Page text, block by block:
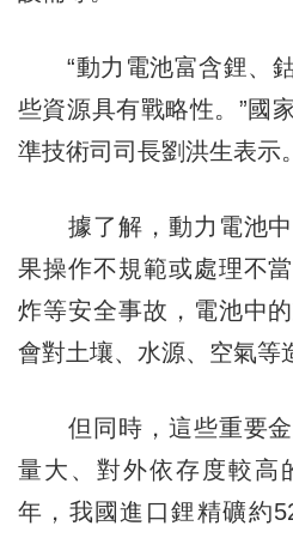
“動力電池富含鋰、鈷
些資源具有戰略性。”國
準技術司司長劉洪生表示。
據了解，動力電池中
果操作不規範或處理不
炸等安全事故，電池中
會對土壤、水源、空氣等
但同時，這些重要金
量大、對外依存度較高
年，我國進口鋰精礦約